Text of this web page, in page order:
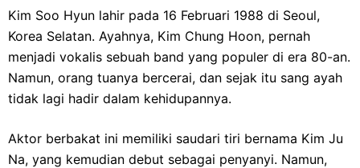
Kim Soo Hyun lahir pada 16 Februari 1988 di Seoul,
Korea Selatan. Ayahnya, Kim Chung Hoon, pernah
menjadi vokalis sebuah band yang populer di era 80-an.
Namun, orang tuanya bercerai, dan sejak itu sang ayah
tidak lagi hadir dalam kehidupannya.
Aktor berbakat ini memiliki saudari tiri bernama Kim Ju
Na, yang kemudian debut sebagai penyanyi. Namun,